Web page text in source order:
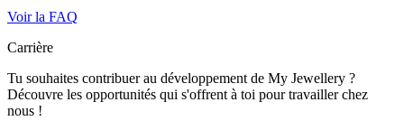
Voir la FAQ
Carrière
Tu souhaites contribuer au développement de My Jewellery ?
Découvre les opportunités qui s'offrent à toi pour travailler chez
nous !